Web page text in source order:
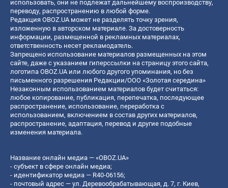
использовать, они не подлежат дальнейшему воспроизводству,
переводу, распространению в любой форме.
Редакция OBOZ.UA может не разделять точку зрения,
изложенную в авторском материале. За достоверность
информации, размещенной в рекламных материалах,
ответственность несет рекламодатель.
Запрещено использование материалов размещенных на этом
сайте, даже с указанием гиперссылки на страницу этого сайта,
логотипа OBOZ.UA или любого другого упоминания, но без
письменного разрешения Редакции/ООО «Золотая середина»
Незаконным использованием материалов будет считаться:
любое копирование, публикация, перепечатка, последующее
распространение, использование, переработка с
использованием, включением в состав других материалов,
распространение, адаптация, перевод и другие подобные
изменения материала.
Название онлайн медиа — «OBOZ.UA»
- субъект в сфере онлайн медиа;
- идентификатор медиа — R40-06156;
- почтовый адрес — ул. Деревообрабатывающая, д. 7, г. Киев,